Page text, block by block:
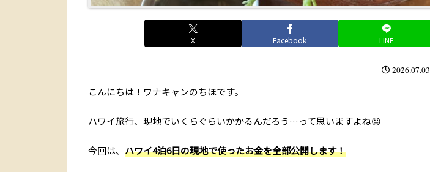
X Facebook LINE
2026.07.03
こんにちは！ワナキャンのちほです。
ハワイ旅行、現地でいくらぐらいかかるんだろう…って思いますよね😐
今回は、 ハワイ4泊6日の現地で使ったお金を全部公開します！